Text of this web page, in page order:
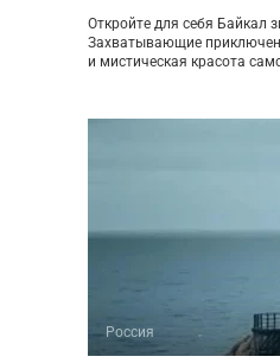
Откройте для себя Байкал
Захватывающие
и мистическая красота
Россия